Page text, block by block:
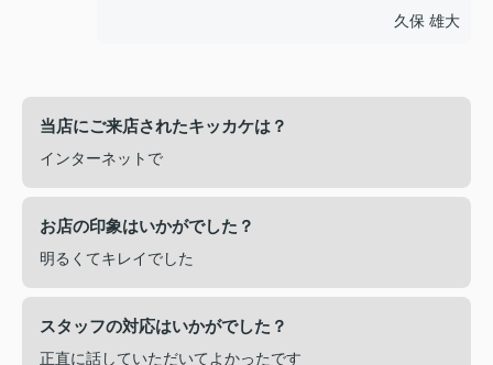
久保 雄大
当店にご来店されたキッカケは？
インターネットで
お店の印象はいかがでした？
明るくてキレイでした
スタッフの対応はいかがでした？
正直に話していただいてよかったです